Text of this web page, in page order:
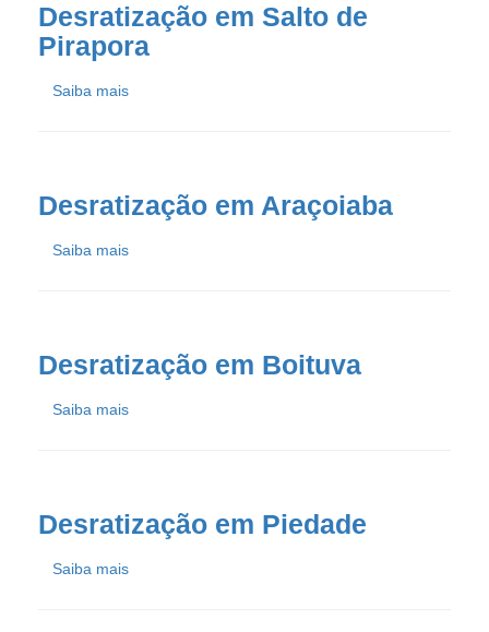
Desratização em Salto de
Pirapora
Saiba mais
Desratização em Araçoiaba
Saiba mais
Desratização em Boituva
Saiba mais
Desratização em Piedade
Saiba mais